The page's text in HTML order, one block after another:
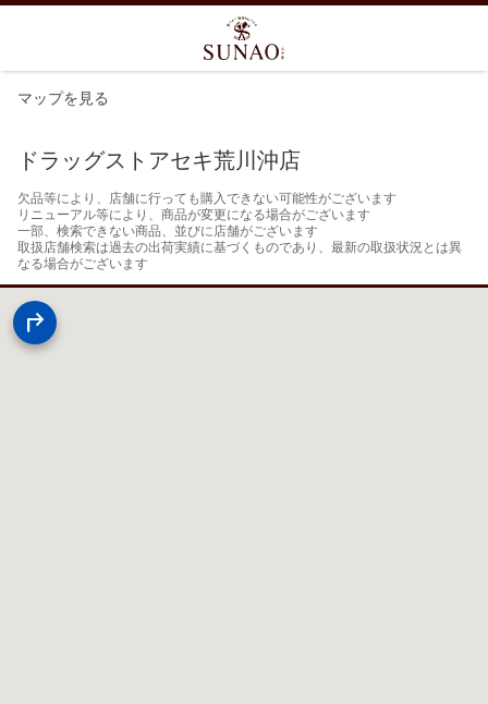
マップを見る
ドラッグストアセキ荒川沖店
欠品等により、店舗に行っても購入できない可能性がございます
リニューアル等により、商品が変更になる場合がございます
一部、検索できない商品、並びに店舗がございます
取扱店舗検索は過去の出荷実績に基づくものであり、最新の取扱状況とは異
なる場合がございます